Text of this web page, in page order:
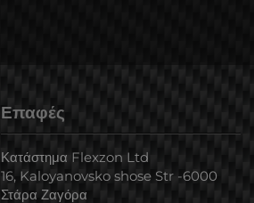
Επαφές
Κατάστημα Flexzon Ltd
16, Kaloyanovsko shose Str -6000
Στάρα Ζαγόρα